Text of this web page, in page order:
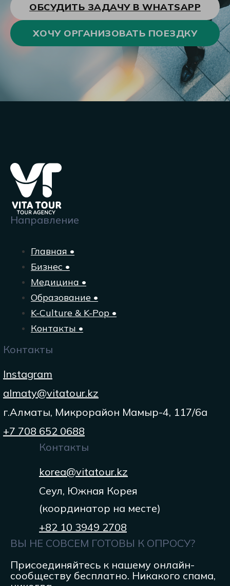
ОБСУДИТЬ ЗАДАЧУ В WHATSAPP
ХОЧУ ОРГАНИЗОВАТЬ ПОЕЗДКУ
Направление
Главная •
Бизнес •
Медицина •
Образование •
K-Culture & K-Pop •
Контакты •
Контакты
Instagram
almaty@vitatour.kz
г.Алматы, Микрорайон Мамыр-4, 117/6а
+7 708 652 0688
Контакты
korea@vitatour.kz
Сеул, Южная Корея
(координатор на месте)
+82 10 3949 2708
ВЫ НЕ СОВСЕМ ГОТОВЫ К ОПРОСУ?
Присоединяйтесь к нашему онлайн-
сообществу бесплатно. Никакого спама,